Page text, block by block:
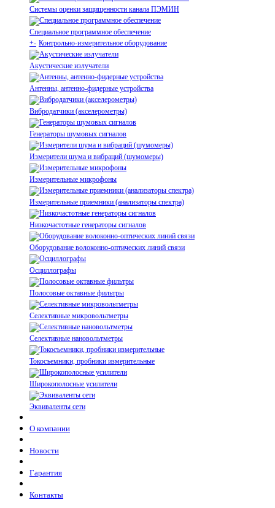
Системы оценки защищенности канала ПЭМИН
Специальное программное обеспечение
+- Контрольно-измерительное оборудование
Акустические излучатели
Антенны, антенно-фидерные устройства
Вибродатчики (акселерометры)
Генераторы шумовых сигналов
Измерители шума и вибраций (шумомеры)
Измерительные микрофоны
Измерительные приемники (анализаторы спектра)
Низкочастотные генераторы сигналов
Оборудование волоконно-оптических линий связи
Осциллографы
Полосовые октавные фильтры
Селективные микровольтметры
Селективные нановольтметры
Токосъемники, пробники измерительные
Широкополосные усилители
Эквиваленты сети
О компании
Новости
Гарантия
Контакты